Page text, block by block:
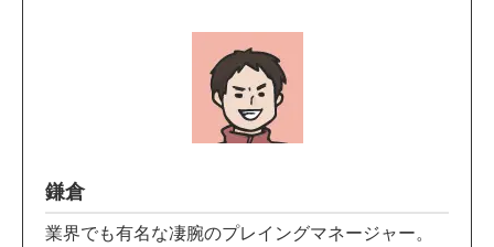
鎌倉
業界でも有名な凄腕のプレイングマネージャー。